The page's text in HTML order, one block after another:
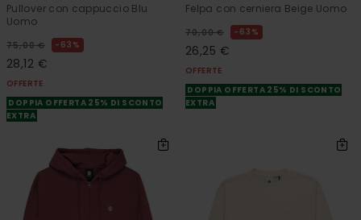
Pullover con cappuccio Blu
Uomo
75,00 € 63%
28,12 €
OFFERTE
DOPPIA OFFERTA 25% DI SCONTO
EXTRA
Felpa con cerniera Beige Uomo
70,00 € 63%
26,25 €
OFFERTE
DOPPIA OFFERTA 25% DI SCONTO
EXTRA